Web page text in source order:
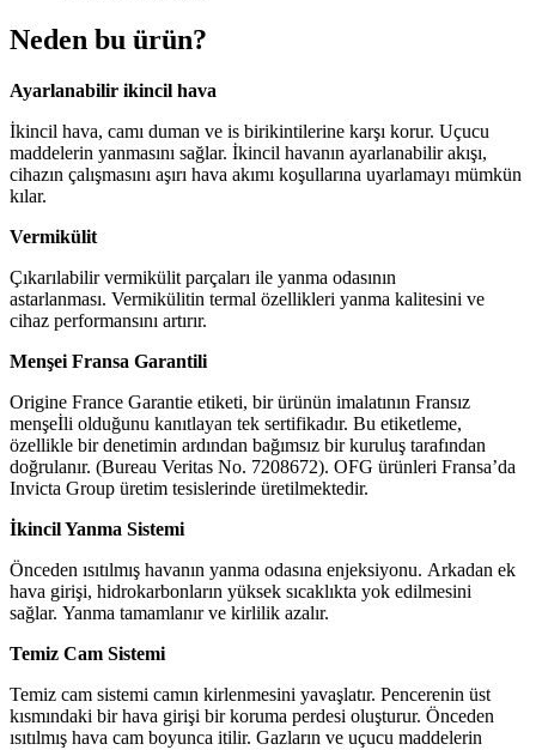
Neden bu ürün?
Ayarlanabilir ikincil hava
İkincil hava, camı duman ve is birikintilerine karşı korur. Uçucu
maddelerin yanmasını sağlar. İkincil havanın ayarlanabilir akışı,
cihazın çalışmasını aşırı hava akımı koşullarına uyarlamayı mümkün
kılar.
Vermikülit
Çıkarılabilir vermikülit parçaları ile yanma odasının
astarlanması. Vermikülitin termal özellikleri yanma kalitesini ve
cihaz performansını artırır.
Menşei Fransa Garantili
Origine France Garantie etiketi, bir ürünün imalatının Fransız
menşeİli olduğunu kanıtlayan tek sertifikadır. Bu etiketleme,
özellikle bir denetimin ardından bağımsız bir kuruluş tarafından
doğrulanır. (Bureau Veritas No. 7208672). OFG ürünleri Fransa’da
Invicta Group üretim tesislerinde üretilmektedir.
İkincil Yanma Sistemi
Önceden ısıtılmış havanın yanma odasına enjeksiyonu. Arkadan ek
hava girişi, hidrokarbonların yüksek sıcaklıkta yok edilmesini
sağlar. Yanma tamamlanır ve kirlilik azalır.
Temiz Cam Sistemi
Temiz cam sistemi camın kirlenmesini yavaşlatır. Pencerenin üst
kısmındaki bir hava girişi bir koruma perdesi oluşturur. Önceden
ısıtılmış hava cam boyunca itilir. Gazların ve uçucu maddelerin